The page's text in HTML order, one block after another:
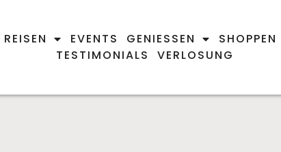
REISEN EVENTS GENIESSEN SHOPPEN
TESTIMONIALS
VERLOSUNG